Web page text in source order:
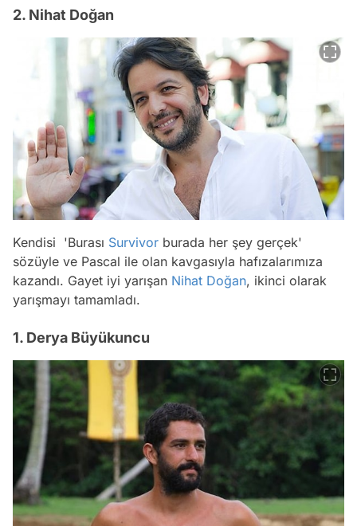
2. Nihat Doğan
Kendisi 'Burası Survivor burada her şey gerçek'
sözüyle ve Pascal ile olan kavgasıyla hafızalarımıza
kazandı. Gayet iyi yarışan Nihat Doğan, ikinci olarak
yarışmayı tamamladı.
1. Derya Büyükuncu